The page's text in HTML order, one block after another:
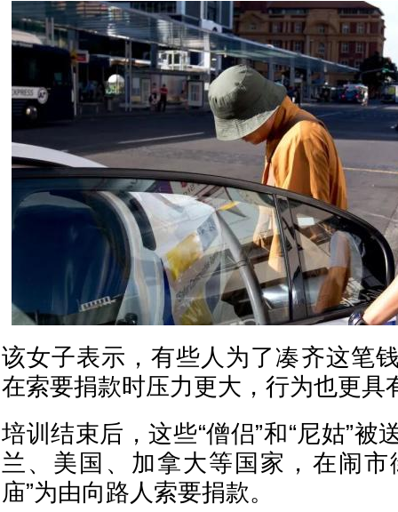
该女子表示，有些人为了凑齐这笔
在索要捐款时压力更大，行为也更具
培训结束后，这些“僧侣”和“尼姑”被
兰、美国、加拿大等国家，在闹市
庙”为由向路人索要捐款。